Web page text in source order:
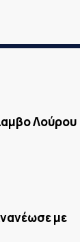
Λούρου
με